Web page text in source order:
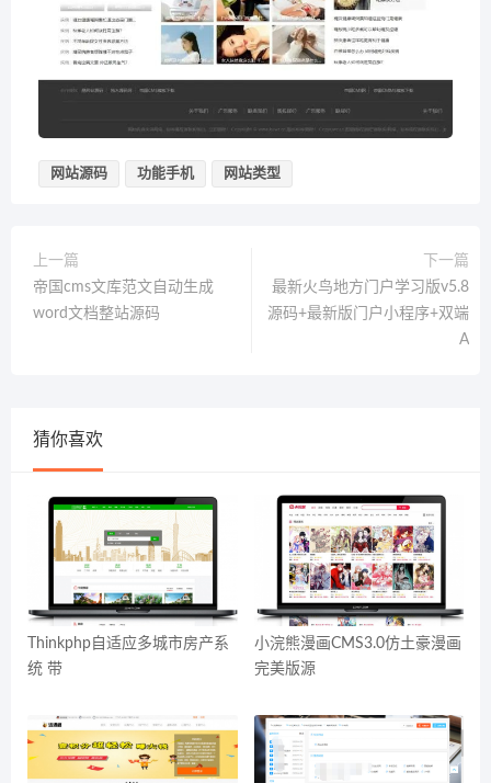
网站源码 功能手机 网站类型
上一篇
帝国cms文库范文自动生成
word文档整站源码
下一篇
最新火鸟地方门户学习版v5.8
源码+最新版门户小程序+双端
A
猜你喜欢
Thinkphp自适应多城市房产系
统 带
小浣熊漫画CMS3.0仿土豪漫画
完美版源